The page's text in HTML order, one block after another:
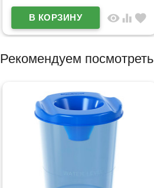
visibility equalizer favorite
Рекомендуем посмотреть